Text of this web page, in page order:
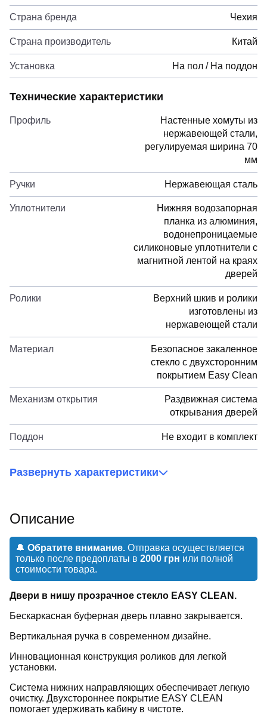
Страна бренда Чехия
Страна производитель Китай
Установка На пол / На поддон
Технические характеристики
Профиль
Настенные хомуты из
нержавеющей стали,
регулируемая ширина 70
мм
Ручки Нержавеющая сталь
Уплотнители
Нижняя водозапорная
планка из алюминия,
водонепроницаемые
силиконовые уплотнители с
магнитной лентой на краях
дверей
Ролики
Верхний шкив и ролики
изготовлены из
нержавеющей стали
Материал
Безопасное закаленное
стекло с двухсторонним
покрытием Easy Clean
Механизм открытия
Раздвижная система
открывания дверей
Поддон Не входит в комплект
Развернуть характеристики
Описание
🔔 Обратите внимание. Отправка осуществляется
только после предоплаты в 2000 грн или полной
стоимости товара.
Двери в нишу прозрачное стекло EASY CLEAN.
Бескаркасная буферная дверь плавно закрывается.
Вертикальная ручка в современном дизайне.
Инновационная конструкция роликов для легкой
установки.
Система нижних направляющих обеспечивает легкую
очистку. Двухстороннее покрытие EASY CLEAN
помогает удерживать кабину в чистоте.